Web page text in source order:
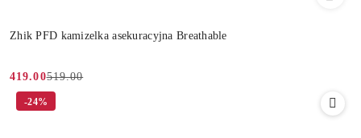
Zhik PFD kamizelka asekuracyjna Breathable
Cena
promocyjna:
419.00
Cena
przed
519.00
-24%